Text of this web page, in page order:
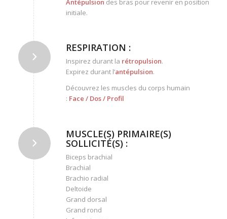
Antépulsion des bras pour revenir en position
initiale.
RESPIRATION :
Inspirez durant la rétropulsion.
Expirez durant l’antépulsion.
Découvrez les muscles du corps humain
: Face / Dos/ Profil
MUSCLE(S) PRIMAIRE(S)
SOLLICITÉ(S) :
Biceps brachial
Brachial
Brachio radial
Deltoide
Grand dorsal
Grand rond